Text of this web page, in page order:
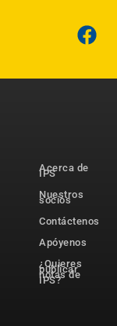
Acerca de
IPS
Nuestros
socios
Contáctenos
Apóyenos
¿Quieres
publicar
notas de
IPS?